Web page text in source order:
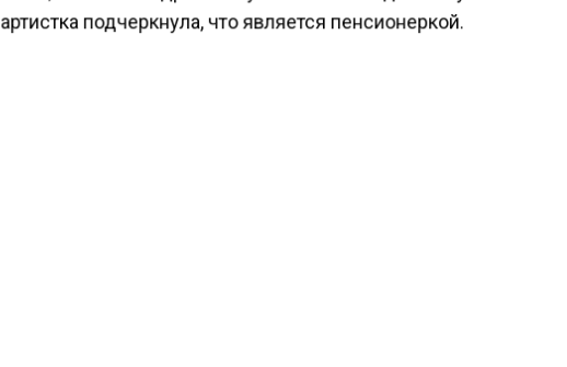
артистка подчеркнула, что является пенсионеркой.